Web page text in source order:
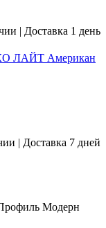
| Доставка 1 день
ЛАЙТ Американ
| Доставка 7 дней
Модерн